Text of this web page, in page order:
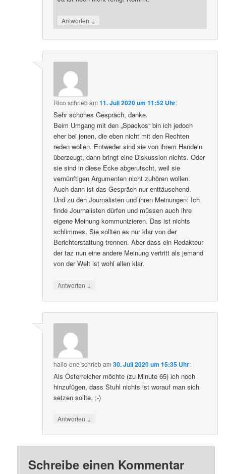
Antworten ↓
Rico schriebam11. Juli 2020 um 11:52 Uhr:
Sehr schönes Gespräch, danke.
Beim Umgang mit den „Spackos“ bin ich jedoch
eher bei jenen, die eben nicht mit den Rechten
reden wollen. Entweder sind sie von ihrem Handeln
überzeugt, dann bringt eine Diskussion nichts. Oder
sie sind in diese Ecke abgerutscht, weil sie
vernünftigen Argumenten nicht zuhören wollen.
Auch dann ist das Gespräch nur enttäuschend.
Und zu den Journalisten und ihren Meinungen: Ich
finde Journalisten dürfen und müssen auch ihre
eigene Meinung kommunizieren. Das ist nichts
schlimmes. Sie sollten es nur klar von der
Berichterstattung trennen. Aber dass ein Redakteur
der taz nun eine andere Meinung vertritt als jemand
von der Welt ist wohl allen klar.
Antworten ↓
hailo-one schriebam30. Juli 2020 um 15:35 Uhr:
Als Österreicher möchte (zu Minute 65) ich noch
hinzufügen, dass Stuhl nichts ist worauf man sich
setzen sollte. ;-)
Antworten ↓
Schreibe einen Kommentar